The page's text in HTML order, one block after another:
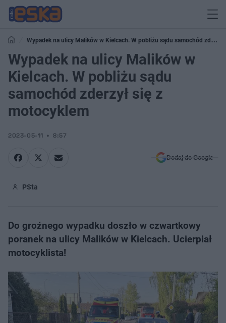
Wypadek na ulicy Malików w Kielcach. W pobliżu sądu samochód zderzył
się z motocyklem
Wypadek na ulicy Malików w
Kielcach. W pobliżu sądu
samochód zderzył się z
motocyklem
2023-05-11 8:57
Dodaj do Google
PSta
Do groźnego wypadku doszło w czwartkowy
poranek na ulicy Malików w Kielcach. Ucierpiał
motocyklista!